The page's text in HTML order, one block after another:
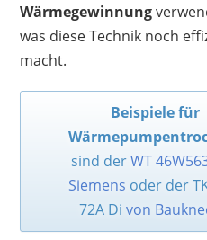
Wärmegewinnung
was diese Technik noch
macht.
Beispiele für
sind derWT
Siemens oder der
72A Divon